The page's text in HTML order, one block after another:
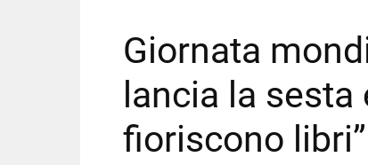
Giornata
lancia la sesta
fioriscono